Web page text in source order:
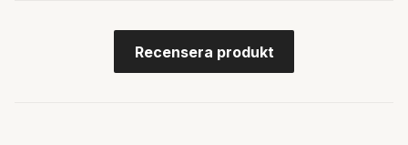
Recensera produkt